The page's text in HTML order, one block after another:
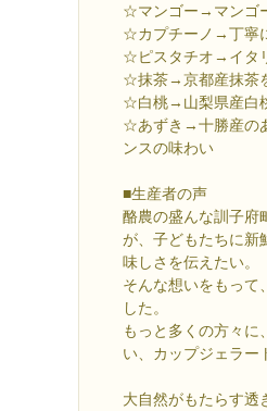
☆マンゴー→マンゴ
☆カプチーノ→丁寧
☆ピスタチオ→イタ
☆抹茶→京都産抹茶
☆白桃→山梨県産白
☆あずき→十勝産の
ンスの味わい
■生産者の声
酪農の盛んな訓子府
が、子どもたちに新
味しさを伝えたい。
そんな想いをもって
した。
もっと多くの方々に
い、カップジェラー
大自然がもたらす透